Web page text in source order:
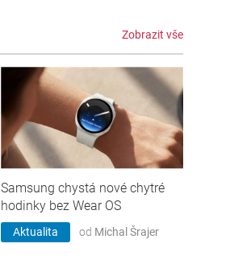
Zobrazit vše
Samsung chystá nové chytré
hodinky bez Wear OS
Aktualita od Michal Šrajer